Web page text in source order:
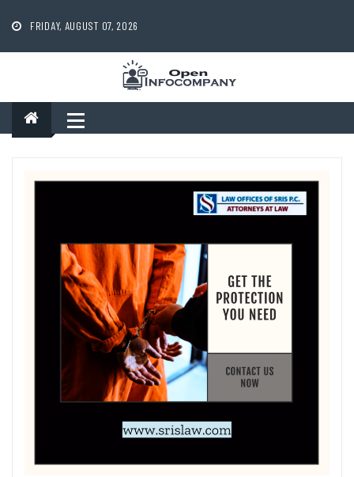
content
FRIDAY, AUGUST 07, 2026